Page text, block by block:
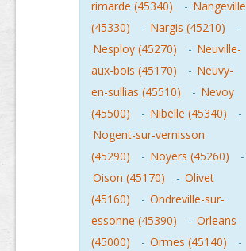
rimarde (45340) - Nangeville
(45330)
- Nargis (45210)
-
Nesploy (45270)
- Neuville-
aux-bois (45170)
- Neuvy-
en-sullias (45510)
- Nevoy
(45500)
- Nibelle (45340)
-
Nogent-sur-vernisson
(45290)
- Noyers (45260)
-
Oison (45170)
- Olivet
(45160)
- Ondreville-sur-
essonne (45390)
- Orleans
(45000)
- Ormes (45140)
-